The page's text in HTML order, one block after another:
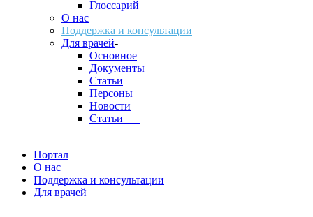
Глоссарий
О нас
Поддержка и консультации
Для врачей-
Основное
Документы
Статьи
Персоны
Новости
Статьи___
Портал
О нас
Поддержка и консультации
Для врачей